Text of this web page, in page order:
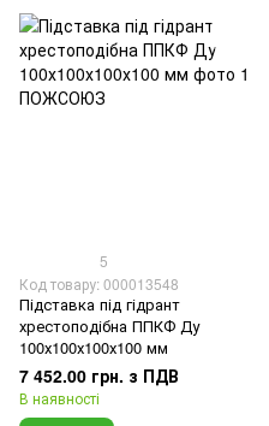
5
Код товару: 000013548
Підставка під гідрант
хрестоподібна ППКФ Ду
100х100х100х100 мм
7 452.00 грн. з ПДВ
В наявності